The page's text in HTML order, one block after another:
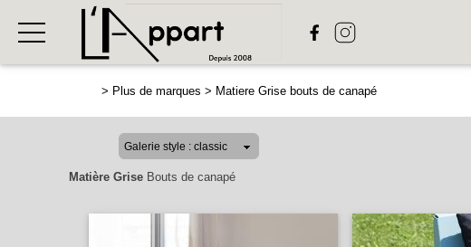
> Plus de marques > Matiere Grise bouts de canapé
Matière Grise Bouts de canapé